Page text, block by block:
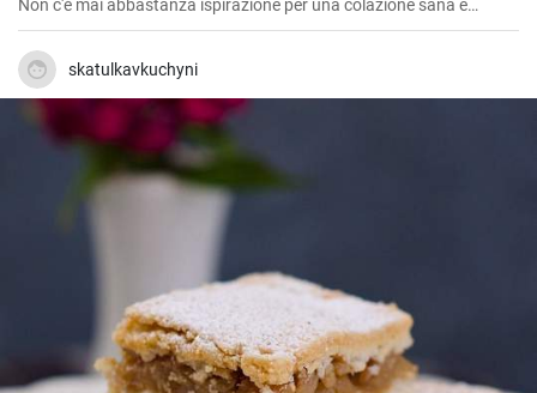
Non c'è mai abbastanza ispirazione per una colazione sana e
gustosa.
skatulkavkuchyni